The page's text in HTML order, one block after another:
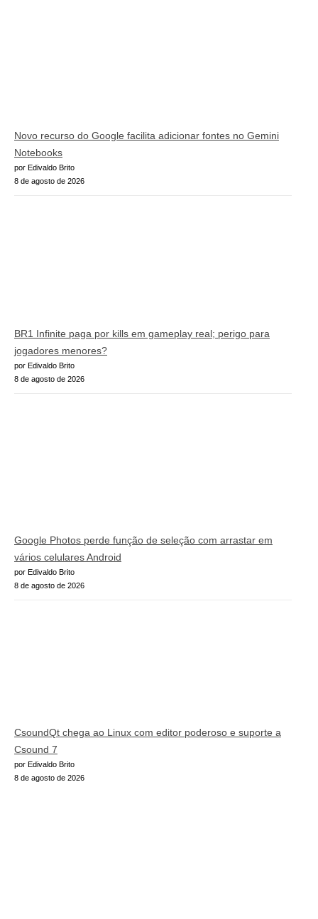
Novo recurso do Google facilita adicionar fontes no Gemini
Notebooks
por Edivaldo Brito
8 de agosto de 2026
BR1 Infinite paga por kills em gameplay real; perigo para
jogadores menores?
por Edivaldo Brito
8 de agosto de 2026
Google Photos perde função de seleção com arrastar em
vários celulares Android
por Edivaldo Brito
8 de agosto de 2026
CsoundQt chega ao Linux com editor poderoso e suporte a
Csound 7
por Edivaldo Brito
8 de agosto de 2026